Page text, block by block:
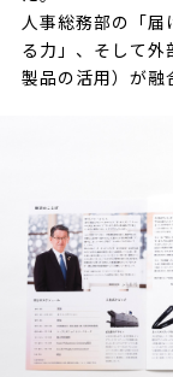
人事総務部の「届
る力」、そして外
製品の活用）が融